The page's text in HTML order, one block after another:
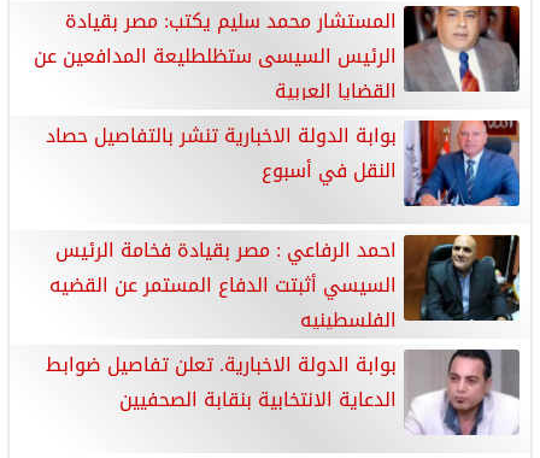
المستشار محمد سليم يكتب: مصر بقيادة
الرئيس السيسى ستظلطليعة المدافعين عن
القضايا العربية
بوابة الدولة الاخبارية تنشر بالتفاصيل حصاد
النقل في أسبوع
احمد الرفاعي : مصر بقيادة فخامة الرئيس
السيسي أثبتت الدفاع المستمر عن القضيه
الفلسطينيه
بوابة الدولة الاخبارية. تعلن تفاصيل ضوابط
الدعاية الانتخابية بنقابة الصحفيين